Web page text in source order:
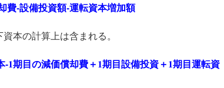
費-設備投資額-運転資本増加額
本の計算上は含まれる。
-1期目の減価償却費＋1期目設備投資＋1期目運転資